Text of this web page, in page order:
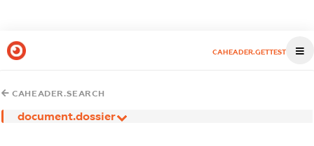
CAHEADER.GETTEST
CAHEADER.SEARCH
document.dossier